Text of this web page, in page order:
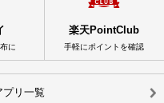
に
楽天PointClub
手軽にポイントを確認
プリ一覧